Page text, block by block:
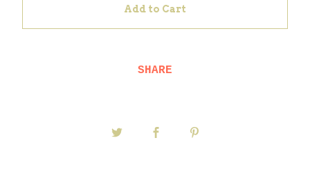
Add to Cart
SHARE